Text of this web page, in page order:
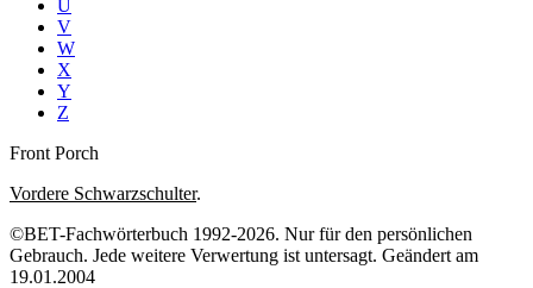
U
V
W
X
Y
Z
Front Porch
Vordere Schwarzschulter.
©BET-Fachwörterbuch 1992-2026. Nur für den persönlichen
Gebrauch. Jede weitere Verwertung ist untersagt. Geändert am
19.01.2004